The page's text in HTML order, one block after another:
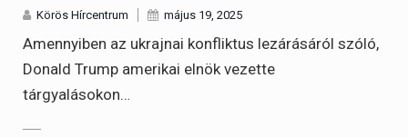
Körös Hírcentrum május 19, 2025
Amennyiben az ukrajnai konfliktus lezárásáról szóló,
Donald Trump amerikai elnök vezette
tárgyalásokon…